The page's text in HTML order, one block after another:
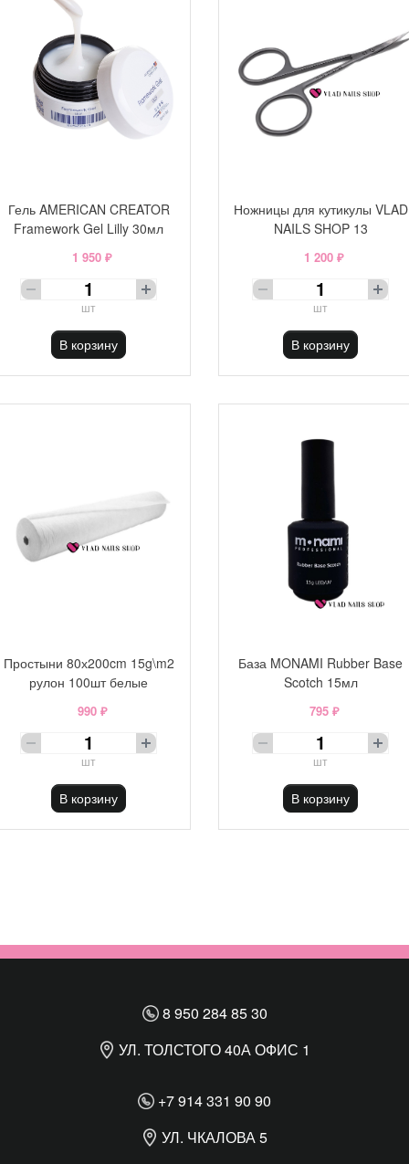
Гель AMERICAN CREATOR
Framework Gel Lilly 30мл
1 950 ₽
шт
В корзину
Ножницы для кутикулы VLAD
NAILS SHOP 13
1 200 ₽
шт
В корзину
Простыни 80х200cm 15g\m2
рулон 100шт белые
990 ₽
шт
В корзину
База MONAMI Rubber Base
Scotch 15мл
795 ₽
шт
В корзину
8 950 284 85 30
УЛ. ТОЛСТОГО 40А ОФИС 1
+7 914 331 90 90
УЛ. ЧКАЛОВА 5